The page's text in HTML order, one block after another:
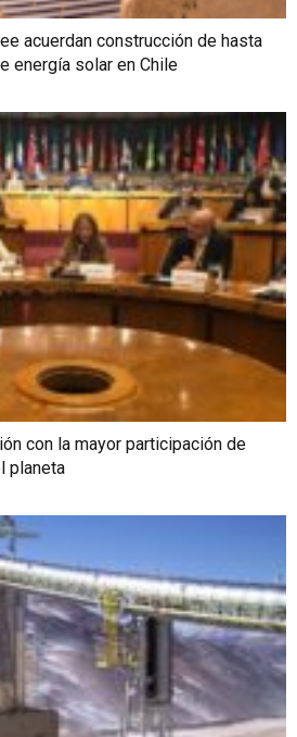
acuerdan construcción de hasta
energía solar en Chile
con la mayor participación de
planeta